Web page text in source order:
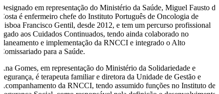
Designado em representação do Ministério da Saúde, Miguel Fausto da
Costa é enfermeiro chefe do Instituto Português de Oncologia de
Lisboa Francisco Gentil, desde 2012, e tem um percurso profissional
ligado aos Cuidados Continuados, tendo ainda colaborado no
planeamento e implementação da RNCCI e integrado o Alto
Comissariado para a Saúde.
Ana Gomes, em representação do Ministério da Solidariedade e
Segurança, é terapeuta familiar e diretora da Unidade de Gestão e
Acompanhamento da RNCCI, tendo assumido funções no Instituto de